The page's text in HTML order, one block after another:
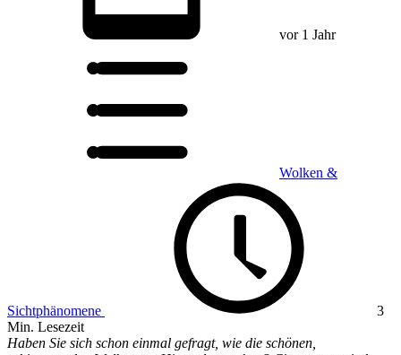
vor 1 Jahr
Wolken &
Sichtphänomene
3
Min. Lesezeit
Haben Sie sich schon einmal gefragt, wie die schönen,